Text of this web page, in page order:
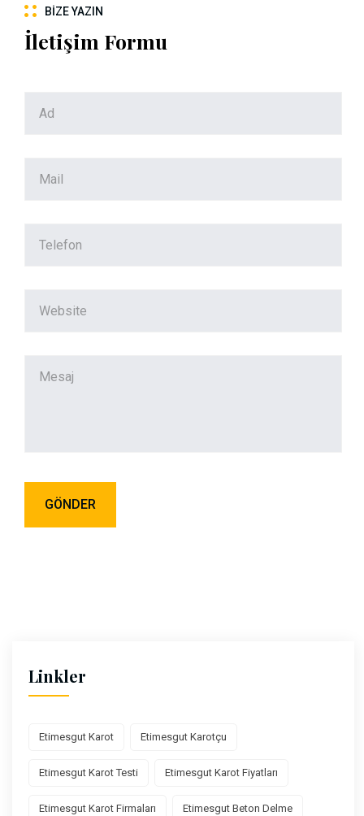
BIZE YAZIN
İletişim Formu
Linkler
Etimesgut Karot Etimesgut Karotçu
Etimesgut Karot Testi Etimesgut Karot Fiyatları
Etimesgut Karot Firmaları Etimesgut Beton Delme